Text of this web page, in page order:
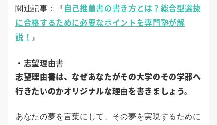
関連記事：『 自己推薦書の書き方とは？総合型選抜
に合格するために必要なポイントを専門塾が解
説！ 』
・志望理由書
志望理由書は、なぜあなたがその大学のその学部へ
行きたいのかオリジナルな理由を書きましょう。
あなたの夢を言葉にして、その夢を実現するために